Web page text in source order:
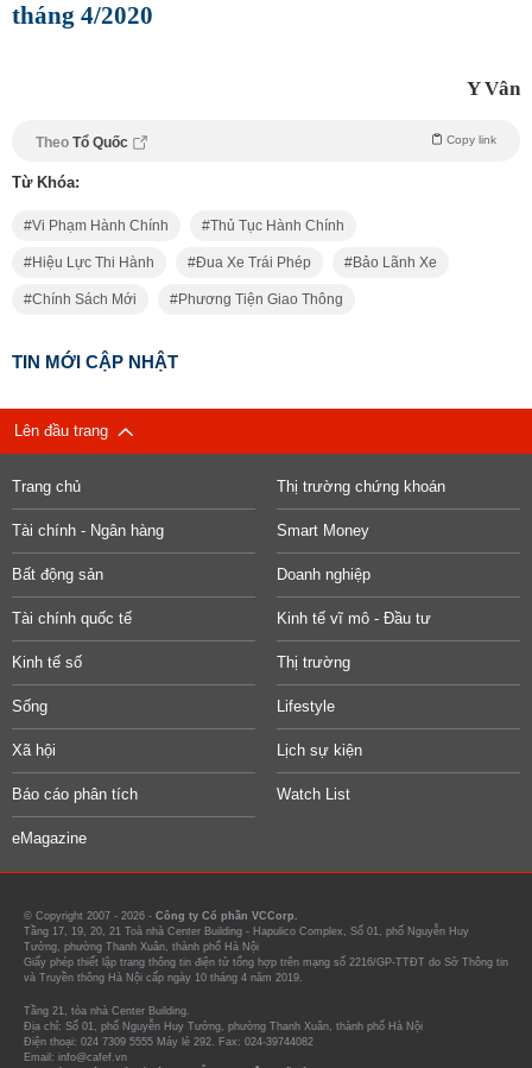
tháng 4/2020
Y Vân
Theo Tổ Quốc Copy link
Từ Khóa:
Vi Phạm Hành Chính Thủ Tục Hành Chính
Hiệu Lực Thi Hành Đua Xe Trái Phép Bảo Lãnh Xe
Chính Sách Mới Phương Tiện Giao Thông
TIN MỚI CẬP NHẬT
Lên đầu trang
Trang chủ Thị trường chứng khoán
Tài chính - Ngân hàng Smart Money
Bất động sản Doanh nghiệp
Tài chính quốc tế Kinh tế vĩ mô - Đầu tư
Kinh tế số Thị trường
Sống Lifestyle
Xã hội Lịch sự kiện
Báo cáo phân tích Watch List
eMagazine
© Copyright 2007 - 2026 - Công ty Cổ phần VCCorp.
Tầng 17, 19, 20, 21 Toà nhà Center Building - Hapulico Complex, Số 01, phố Nguyễn Huy
Tưởng, phường Thanh Xuân, thành phố Hà Nội
Giấy phép thiết lập trang thông tin điện tử tổng hợp trên mạng số 2216/GP-TTĐT do Sở Thông tin
và Truyền thông Hà Nội cấp ngày 10 tháng 4 năm 2019.
Tầng 21, tòa nhà Center Building.
Địa chỉ: Số 01, phố Nguyễn Huy Tưởng, phường Thanh Xuân, thành phố Hà Nội
Điện thoại: 024 7309 5555 Máy lẻ 292. Fax: 024-39744082
Email: info@cafef.vn